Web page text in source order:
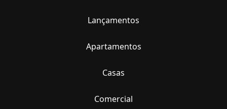
Lançamentos
Apartamentos
Casas
Comercial